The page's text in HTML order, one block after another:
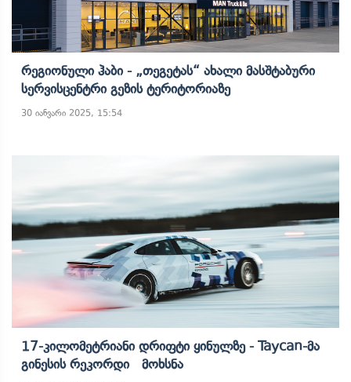
Რეგიონული Ჰაბი - „თეგეტას“ Ახალი Მასშტაბური
Სერვისცენტრი Გეზის Ტერიტორიაზე
30 იანვარი 2025, 15:54
17-Კილომეტრიანი Დრიფტი Ყინულზე - Taycan-Მა
Გინესის Რეკორდი Მოხსნა